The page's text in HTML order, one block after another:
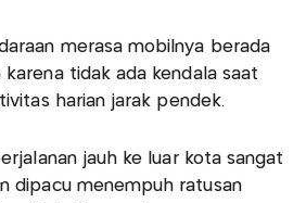
merasa mobilnya berada
karena tidak ada kendala saat
harian jarak pendek.
jauh ke luar kota sangat
dipacu menempuh ratusan